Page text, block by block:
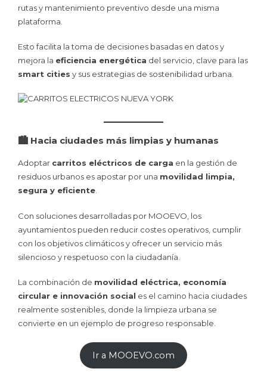
rutas y mantenimiento preventivo desde una misma
plataforma.
Esto facilita la toma de decisiones basadas en datos y
mejora la eficiencia energética del servicio, clave para las
smart cities y sus estrategias de sostenibilidad urbana.
🏙️ Hacia ciudades más limpias y humanas
Adoptar carritos eléctricos de carga en la gestión de
residuos urbanos es apostar por una movilidad limpia,
segura y eficiente.
Con soluciones desarrolladas por MOOEVO, los
ayuntamientos pueden reducir costes operativos, cumplir
con los objetivos climáticos y ofrecer un servicio más
silencioso y respetuoso con la ciudadanía.
La combinación de movilidad eléctrica, economía
circular e innovación social es el camino hacia ciudades
realmente sostenibles, donde la limpieza urbana se
convierte en un ejemplo de progreso responsable.
Ir a MOOEVO.com